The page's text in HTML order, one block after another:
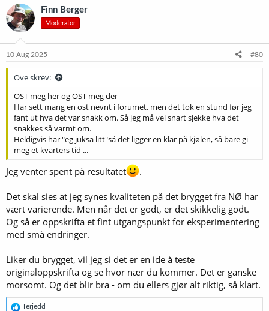
k
s
j
o
e
Finn Berger
Moderator
10 Aug 2025 #80
Ove skrev:
OST meg her og OST meg der
Har sett mang en ost nevnt i forumet, men det tok en stund før jeg
fant ut hva det var snakk om. Så jeg må vel snart sjekke hva det
snakkes så varmt om.
Heldigvis har "eg juksa litt"så det ligger en klar på kjølen, så bare gi
meg et kvarters tid ...
Jeg venter spent på resultatet .
Det skal sies at jeg synes kvaliteten på det brygget fra NØ har
vært varierende. Men når det er godt, er det skikkelig godt.
Og så er oppskrifta et fint utgangspunkt for eksperimentering
med små endringer.
Liker du brygget, vil jeg si det er en ide å teste
originaloppskrifta og se hvor nær du kommer. Det er ganske
morsomt. Og det blir bra - om du ellers gjør alt riktig, så klart.
R
Terjedd